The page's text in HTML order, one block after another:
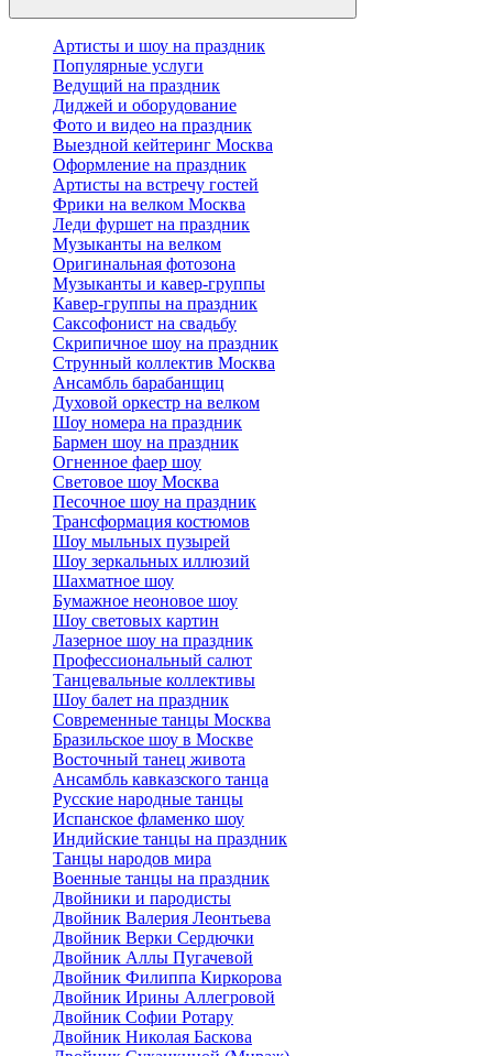
Артисты и шоу на праздник
Популярные услуги
Ведущий на праздник
Диджей и оборудование
Фото и видео на праздник
Выездной кейтеринг Москва
Оформление на праздник
Артисты на встречу гостей
Фрики на велком Москва
Леди фуршет на праздник
Музыканты на велком
Оригинальная фотозона
Музыканты и кавер-группы
Кавер-группы на праздник
Саксофонист на свадьбу
Скрипичное шоу на праздник
Струнный коллектив Москва
Ансамбль барабанщиц
Духовой оркестр на велком
Шоу номера на праздник
Бармен шоу на праздник
Огненное фаер шоу
Световое шоу Москва
Песочное шоу на праздник
Трансформация костюмов
Шоу мыльных пузырей
Шоу зеркальных иллюзий
Шахматное шоу
Бумажное неоновое шоу
Шоу световых картин
Лазерное шоу на праздник
Профессиональный салют
Танцевальные коллективы
Шоу балет на праздник
Современные танцы Москва
Бразильское шоу в Москве
Восточный танец живота
Ансамбль кавказского танца
Русские народные танцы
Испанское фламенко шоу
Индийские танцы на праздник
Танцы народов мира
Военные танцы на праздник
Двойники и пародисты
Двойник Валерия Леонтьева
Двойник Верки Сердючки
Двойник Аллы Пугачевой
Двойник Филиппа Киркорова
Двойник Ирины Аллегровой
Двойник Софии Ротару
Двойник Николая Баскова